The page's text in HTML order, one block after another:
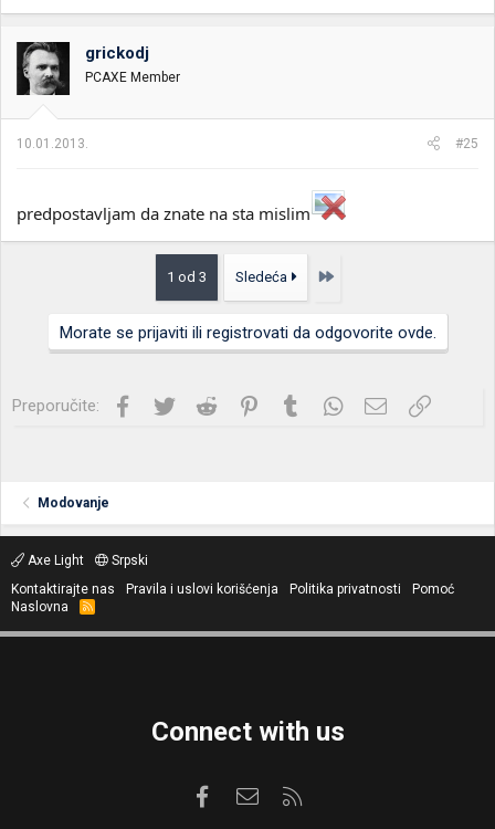
grickodj
PCAXE Member
10.01.2013. #25
predpostavljam da znate na sta mislim
1 od 3 Sledeća Poslednja
Morate se prijaviti ili registrovati da odgovorite ovde.
Preporučite: Facebook
Twitter Reddit PinterestTumblrWhatsApp
Imejl Link
Modovanje
Axe Light
Srpski
Kontaktirajte nas
Pravila i uslovi korišćenja Politika privatnosti
Pomoć
Naslovna
R
S
Connect with us
FacebookKontaktirajte nas